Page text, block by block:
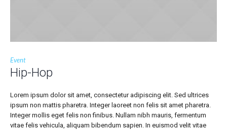
Event
Hip-Hop
Lorem ipsum dolor sit amet, consectetur adipiscing elit. Sed ultrices
ipsum non mattis pharetra. Integer laoreet non felis sit amet pharetra.
Integer mollis eget felis non finibus. Nullam nibh mauris, fermentum
vitae felis vehicula, aliquam bibendum sapien. In euismod velit vitae